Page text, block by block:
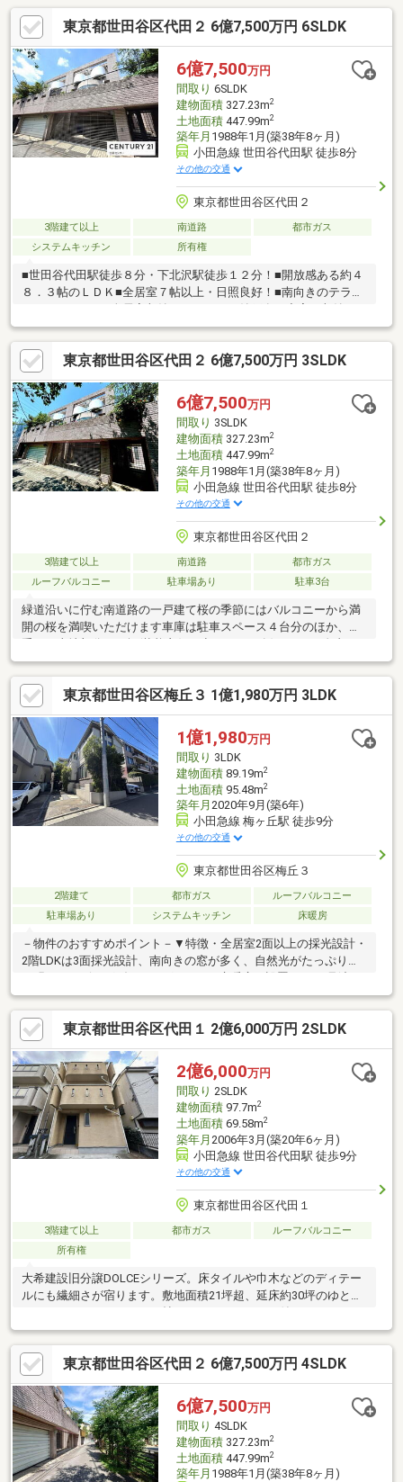
現しました。南側道路に面した立地が、室内に豊かな陽光を導き
ます。■ 全居室に南向きの窓を配し、日当たりを重視した設計を
採用。約7.3畳の和室は客間としてはもちろん、リビングと一体化
させることでより広大な空間を演出可能です。■ 大切な愛車を雨
風から守るビルトイン車庫に加え、来客時にも重宝する計2台分の
カースペースを確保。
東京都世田谷区代田２ 6億7,500万円 6SLDK
6億7,500万円
間取り 6SLDK
建物面積327.23m2
土地面積447.99m2
築年月 1988年1月(築38年8ヶ月)
小田急線 世田谷代田駅 徒歩8分
その他の交通
東京都世田谷区代田２
3階建て以上 南道路
都市ガス
システムキッチン
所有権
■世田谷代田駅徒歩８分・下北沢駅徒歩１２分！■開放感ある約４
８．３帖のＬＤＫ■全居室７帖以上・日照良好！■南向きのテラ
各階にトイレ有■広々としたエントランスコート■来客用にも嬉し
い、ビルトインガレージ４台分有！～周辺環境～・スーパー、コ
ンビニ徒歩３分！・コジマ×ビッグカメラ若林店徒歩１０分！・
「代田小学校」徒歩１３分！・郵便局徒歩１０分！・「羽根木公
園」徒歩圏内♪CENTURY21住新センターではきめ細やかなサービ
スで安心のサポート体制を敷いております。■経験豊富な知識を
持つローンアドバイザー多数
東京都世田谷区代田２ 6億7,500万円 3SLDK
6億7,500万円
間取り 3SLDK
建物面積327.23m2
土地面積447.99m2
築年月 1988年1月(築38年8ヶ月)
小田急線 世田谷代田駅 徒歩8分
その他の交通
東京都世田谷区代田２
3階建て以上 南道路
都市ガス
ルーフバルコニー
駐車場あり 駐車3台
緑道沿いに佇む南道路の一戸建て桜の季節にはバルコニーから満
開の桜を満喫いただけます車庫は駐車スペース４台分のほか、裏
手には土地部分５０坪(状態良好な空アパート有)あり、ご自由に
お使いいただけます。３ＬＤＫ＋５Ｓ＋屋上＋小屋裏収納×２＋車
庫４台分と豊富な部屋数と収納も魅力です。オーナー様のこだわ
りが随所にみられ、特に４０帖超のＬＤＫは開放感があり魅力的
です。家族やペットと一緒に憩いの空間を演出してくれます。
東京都世田谷区梅丘３ 1億1,980万円 3LDK
1億1,980万円
間取り 3LDK
建物面積89.19m2
土地面積95.48m2
築年月 2020年9月(築6年)
小田急線 梅ヶ丘駅 徒歩9分
その他の交通
東京都世田谷区梅丘３
2階建て 都市ガス
ルーフバルコニー
駐車場あり
システムキッチン 床暖房
－物件のおすすめポイント－▼特徴・全居室2面以上の採光設計・
2階LDKは3面採光設計、南向きの窓が多く、自然光がたっぷり入
る対面式キッチンを採用、食洗機・浄水器付・水回り設備を2階に
集約、家事動線良好・約7.3帖のシーズンストレージ有（建物面積
に含みません）・カースペース1台分有(車種による)▼周辺環境・
世田谷区立山崎小学校 徒歩4分(約300m)・世田谷区立世田谷中学
校 徒歩5分(約380m)■ ご希望の住まい探しをお手伝いします
━━━━━・・・物件の詳細・ご相談はお気軽にお問い合わせく
ださい。
東京都世田谷区代田１ 2億6,000万円 2SLDK
2億6,000万円
間取り 2SLDK
建物面積97.7m2
土地面積69.58m2
築年月 2006年3月(築20年6ヶ月)
小田急線 世田谷代田駅 徒歩9分
その他の交通
東京都世田谷区代田１
3階建て以上 都市ガス
ルーフバルコニー
所有権
大希建設旧分譲DOLCEシリーズ。床タイルや巾木などのディテー
ルにも繊細さが宿ります。敷地面積21坪超、延床約30坪のゆとり
ある2LDK＋DEN。LDK17.8帖。ルーフバルコニー付き。
東京都世田谷区代田２ 6億7,500万円 4SLDK
6億7,500万円
間取り 4SLDK
建物面積327.23m2
土地面積447.99m2
築年月 1988年1月(築38年8ヶ月)